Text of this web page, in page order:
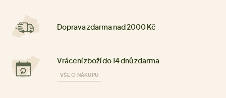
Doprava zdarma nad 2000 Kč
Vrácení zboží do 14 dnů zdarma
VŠE O NÁKUPU